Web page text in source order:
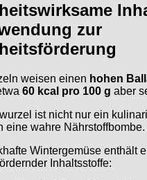
zur
weisen einen hohen
60 kcal pro 100 g aber
ist nicht nur ein
eine wahre Nährstoffbombe.
Wintergemüse enthält
Inhaltsstoffe: